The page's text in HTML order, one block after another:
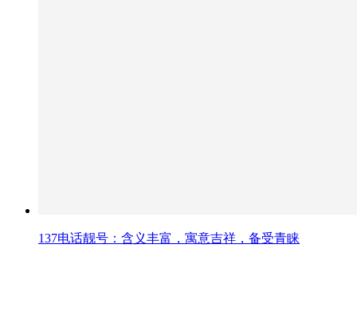
137电话靓号：含义丰富，寓意吉祥，备受青睐